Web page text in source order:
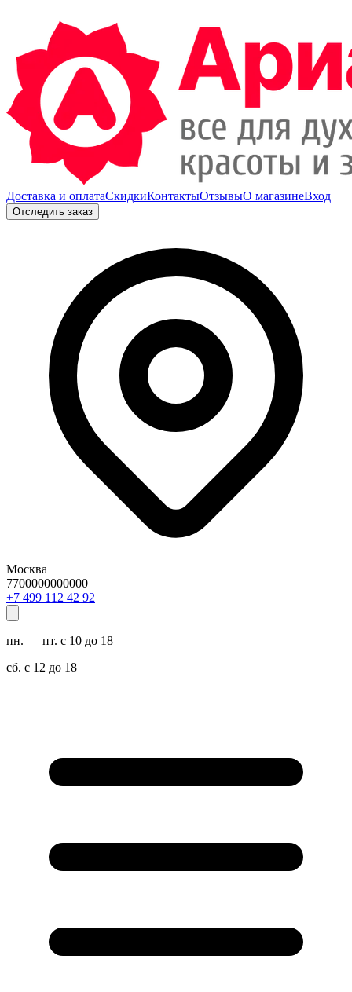
Доставка и оплатаСкидкиКонтактыОтзывыО магазинеВход
Отследить заказ
Москва
7700000000000
29 24 211 994 7+
пн. — пт. с 10 до 18
сб. с 12 до 18